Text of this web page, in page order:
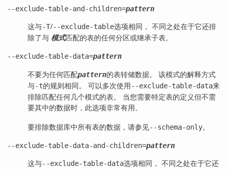
--exclude-table-and-children=pattern
这与-T/--exclude-table选项相同， 不同之处在于它还排
除了与 模式匹配的表的任何分区或继承子表。
--exclude-table-data=pattern
不要为任何匹配pattern的表转储数据。 该模式的解释方式
与-t的规则相同。 可以多次使用--exclude-table-data来
排除匹配任何几个模式的表。 当您需要特定表的定义但不需
要其中的数据时，此选项非常有用。
要排除数据库中所有表的数据，请参见--schema-only。
--exclude-table-data-and-children=pattern
这与--exclude-table-data选项相同， 不同之处在于它还